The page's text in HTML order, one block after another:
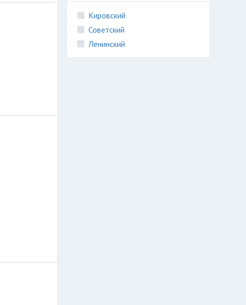
Кировский
Советский
Ленинский